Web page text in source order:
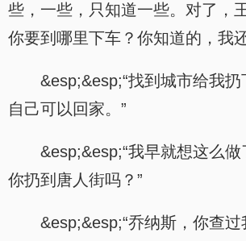
些，一些，只知道一些。对了，
你要到哪里下车？你知道的，我
&esp;&esp;“找到城市给我
自己可以回家。”
&esp;&esp;“我早就想这么
你扔到唐人街吗？”
&esp;&esp;“乔纳斯，你查